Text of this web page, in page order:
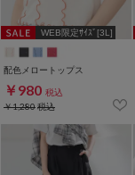
WEB限定ｻｲｽﾞ[3L]
配色メロートップス
￥980 税込
￥1,280税込